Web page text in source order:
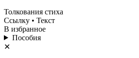
Толкования стиха
Ссылку • Текст
В избранное
Пособия
✕